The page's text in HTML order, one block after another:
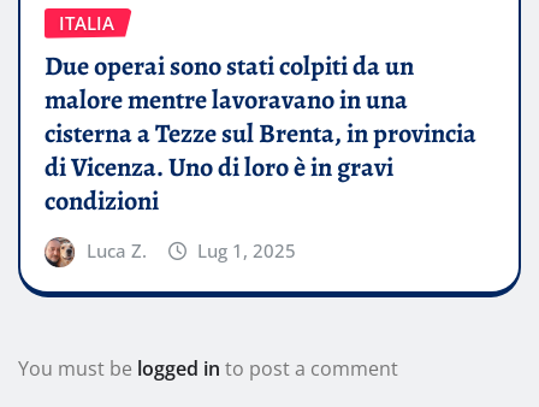
ITALIA
Due operai sono stati colpiti da un
malore mentre lavoravano in una
cisterna a Tezze sul Brenta, in provincia
di Vicenza. Uno di loro è in gravi
condizioni
Luca Z. Lug 1, 2025
You must be logged in to post a comment